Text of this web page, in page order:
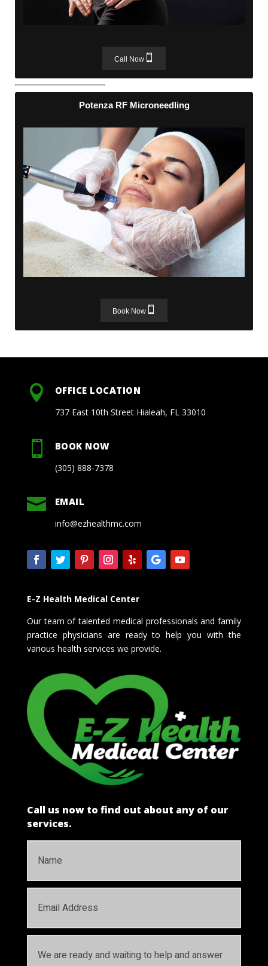
Call Now
Potenza RF Microneedling
Potenza RF Microneedling
Book Now
 OFFICE LOCATION
737 East 10th Street Hialeah, FL 33010
 BOOK NOW
(305) 888-7378
 EMAIL
info@ezhealthmc.com
E-Z Health Medical Center
Our team of talented medical professionals and family
practice physicians are ready to help you with the
various health services we provide.
Call us now to find out about any of our
services.